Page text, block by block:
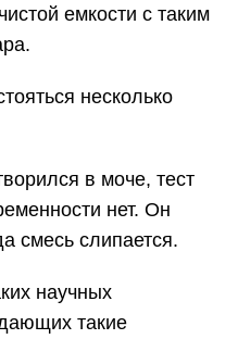
емкости с таким
несколько
в моче, тест
нет. Он
смесь слипается.
научных
такие